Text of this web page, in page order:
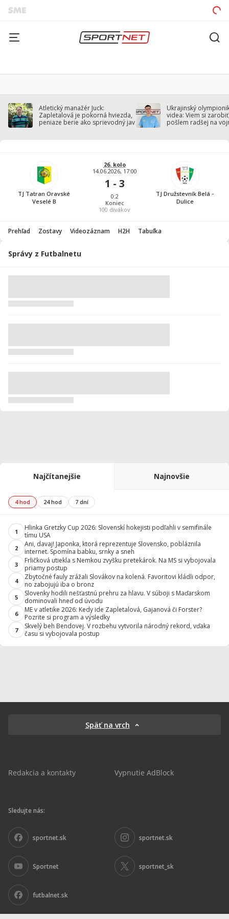
Atletický manažér Juck:
Zapletalová je pokorná hviezda,
peniaze berie ako sprievodný jav
Ukrajinský
videa: Viem si
pošlem radšej na
TJ Tatran Oravské
Veselé B
26. kolo
14.06.2026, 17:00
1 - 3
0:2
Koniec
100 divákov
TJ Družstevník Belá -
Dulice
Prehľad Zostavy Videozáznam H2H Tabuľka
Správy z Futbalnetu
Najčítanejšie Najnovšie
4 hod 24 hod 7 dní
1
Hlinka Gretzky Cup 2026: Slovenskí hokejisti podľahli v semifinále
tímu USA
2
Ani, davaj! Japonka, ktorá reprezentuje Slovensko, pobláznila
internet. Spomína babku, srnky a sneh
3
Frličková utiekla s Nemkou zvyšku pretekárok. Na MS si vybojovala
priamy postup
4
Zbytočné fauly zrážali Slovákov na kolená. Favoritovi kládli odpor,
no zabojujú iba o bronz
5
Slovenky hodili nešťastnú prehru za hlavu. V súboji s Maďarskom
dominovali hneď od úvodu
6
ME v atletike 2026: Kedy ide Zapletalová, Gajanová či Forster?
Pozrite si program a výsledky
7
Skvelý beh Bendovej. V rozbehu vytvorila národný rekord, vďaka
času si vybojovala postup
Späť na vrch
Redakcia a kontakty Vypnutie AdBlock
Sledujte nás:
sportnet.sk sportnet.sk
Sportnet sportnet_sk
futbalnet.sk